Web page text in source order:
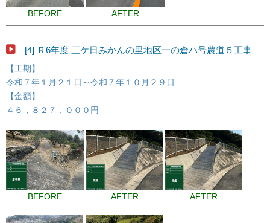
BEFORE AFTER
[4] Ｒ6年度 三ケ日みかんの里地区一の倉ハ号農道５工事
【工期】
令和７年１月２１日～令和７年１０月２９日
【金額】
４６，８２７，０００円
BEFORE AFTER AFTER